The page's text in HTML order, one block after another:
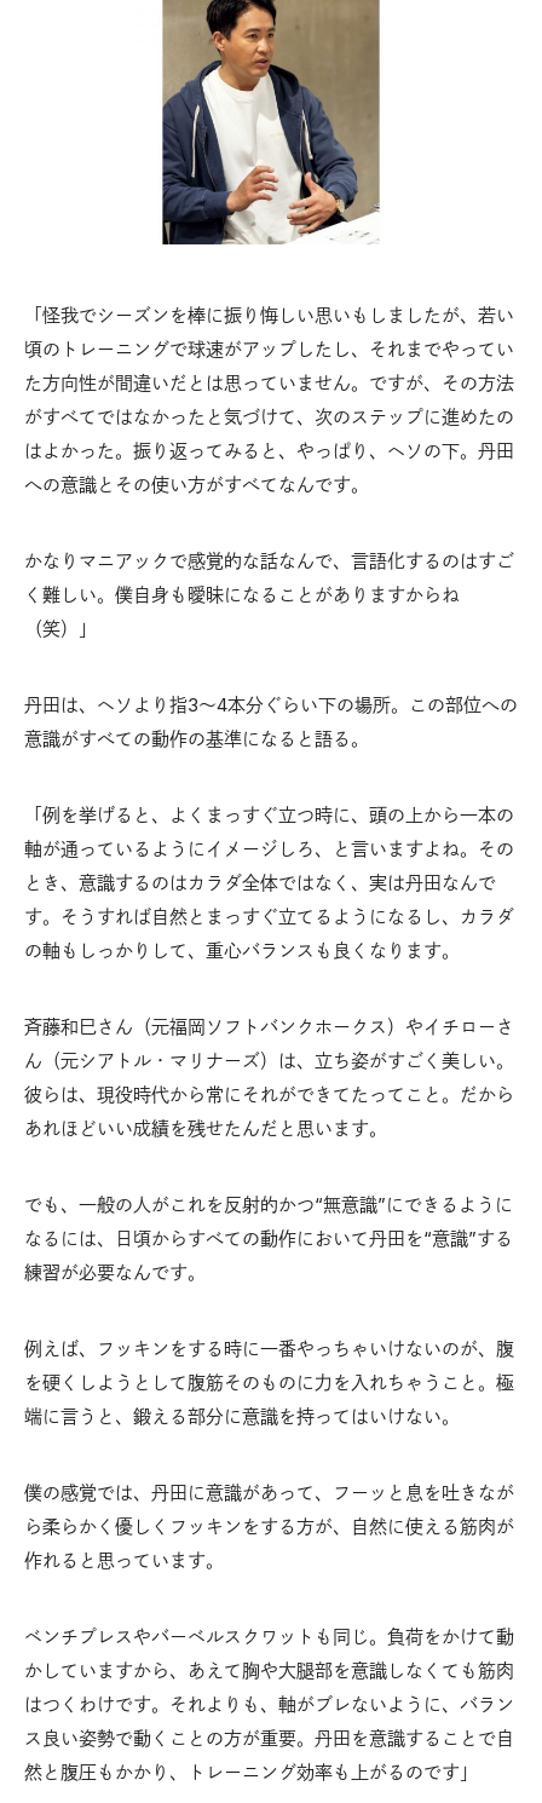
「怪我でシーズンを棒に振り悔しい思いもしましたが、若い
頃のトレーニングで球速がアップしたし、それまでやってい
た方向性が間違いだとは思っていません。ですが、その方法
がすべてではなかったと気づけて、次のステップに進めたの
はよかった。振り返ってみると、やっぱり、ヘソの下。丹田
への意識とその使い方がすべてなんです。
かなりマニアックで感覚的な話なんで、言語化するのはすご
く難しい。僕自身も曖昧になることがありますからね
（笑）」
丹田は、ヘソより指3〜4本分ぐらい下の場所。この部位への
意識がすべての動作の基準になると語る。
「例を挙げると、よくまっすぐ立つ時に、頭の上から一本の
軸が通っているようにイメージしろ、と言いますよね。その
とき、意識するのはカラダ全体ではなく、実は丹田なんで
す。そうすれば自然とまっすぐ立てるようになるし、カラダ
の軸もしっかりして、重心バランスも良くなります。
斉藤和巳さん（元福岡ソフトバンクホークス）やイチローさ
ん（元シアトル・マリナーズ）は、立ち姿がすごく美しい。
彼らは、現役時代から常にそれができてたってこと。だから
あれほどいい成績を残せたんだと思います。
でも、一般の人がこれを反射的かつ“無意識”にできるように
なるには、日頃からすべての動作において丹田を“意識”する
練習が必要なんです。
例えば、フッキンをする時に一番やっちゃいけないのが、腹
を硬くしようとして腹筋そのものに力を入れちゃうこと。極
端に言うと、鍛える部分に意識を持ってはいけない。
僕の感覚では、丹田に意識があって、フーッと息を吐きなが
ら柔らかく優しくフッキンをする方が、自然に使える筋肉が
作れると思っています。
ベンチプレスやバーベルスクワットも同じ。負荷をかけて動
かしていますから、あえて胸や大腿部を意識しなくても筋肉
はつくわけです。それよりも、軸がブレないように、バラン
ス良い姿勢で動くことの方が重要。丹田を意識することで自
然と腹圧もかかり、トレーニング効率も上がるのです」